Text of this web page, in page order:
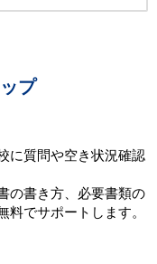
プ
に質問や空き状況確認
の書き方、必要書類の
でサポートします。